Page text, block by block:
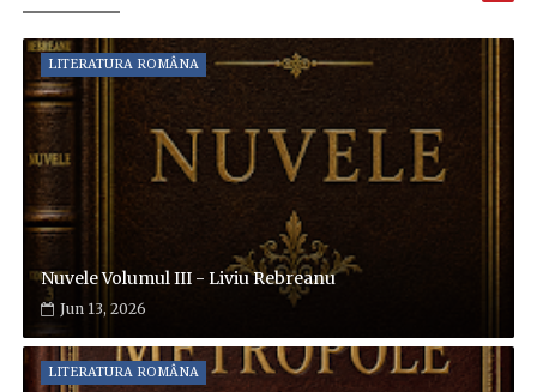
LITERATURA ROMÂNA
Nuvele Volumul III - Liviu Rebreanu
Jun 13, 2026
LITERATURA ROMÂNA